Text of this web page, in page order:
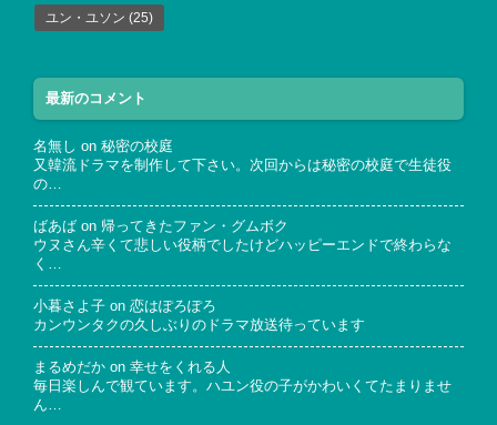
ユン・ユソン (25)
最新のコメント
名無し on 秘密の校庭
又韓流ドラマを制作して下さい。次回からは秘密の校庭で生徒役
の…
ばあば on 帰ってきたファン・グムボク
ウヌさん辛くて悲しい役柄でしたけどハッピーエンドで終わらな
く…
小暮さよ子 on 恋はぽろぽろ
カンウンタクの久しぶりのドラマ放送待っています
まるめだか on 幸せをくれる人
毎日楽しんで観ています。ハユン役の子がかわいくてたまりませ
ん…